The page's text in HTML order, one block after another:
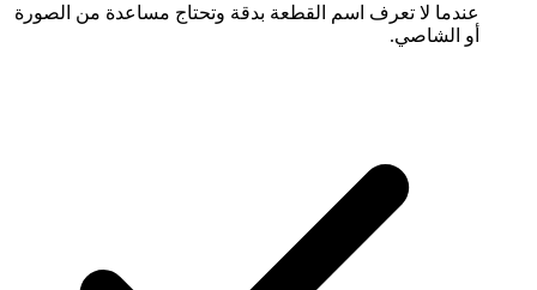
عندما لا تعرف اسم القطعة بدقة وتحتاج مساعدة من الصورة
أو الشاصي.